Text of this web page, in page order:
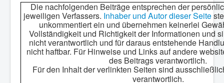
Die nachfolgenden Beiträge entsprechen der
jeweiligen Verfassers. Inhaber und Autor dieser Seite
unkommentiert ein und übernehmen keinerlei
Vollständigkeit und Richtigkeit der Informationen und
nicht verantwortlich und für daraus entstehende
nicht haftbar. Für Hinweise und Links auf andere
des Beitrags verantwortlich.
Für den Inhalt der verlinkten Seiten sind
verantwortlich.